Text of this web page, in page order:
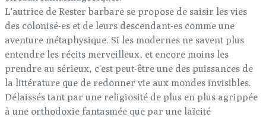
L'autrice de Rester barbare se propose de saisir les vies
des colonisé-es et de leurs descendant-es comme une
aventure métaphysique. Si les modernes ne savent plus
entendre les récits merveilleux, et encore moins les
prendre au sérieux, c'est peut-être une des puissances de
la littérature que de redonner vie aux mondes invisibles.
Délaissés tant par une religiosité de plus en plus agrippée
à une orthodoxie fantasmée que par une laïcité